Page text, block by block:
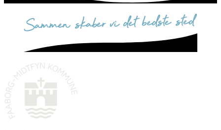
sammen skaber vi det bedste sted